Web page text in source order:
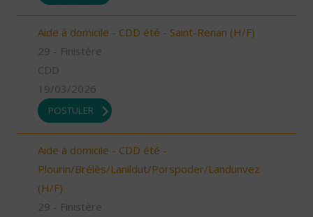
Aide à domicile - CDD été - Saint-Renan (H/F)
29 - Finistère
CDD
19/03/2026
POSTULER
Aide à domicile - CDD été -
Plourin/Brélès/Lanildut/Porspoder/Landunvez
(H/F)
29 - Finistère